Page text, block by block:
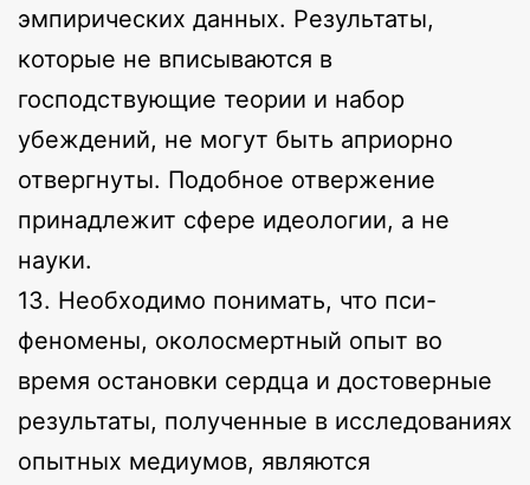
эмпирических данных. Результаты,
которые не вписываются в
господствующие теории и набор
убеждений, не могут быть априорно
отвергнуты. Подобное отвержение
принадлежит сфере идеологии, а не
науки.
13. Необходимо понимать, что пси-
феномены, околосмертный опыт во
время остановки сердца и достоверные
результаты, полученные в исследованиях
опытных медиумов, являются